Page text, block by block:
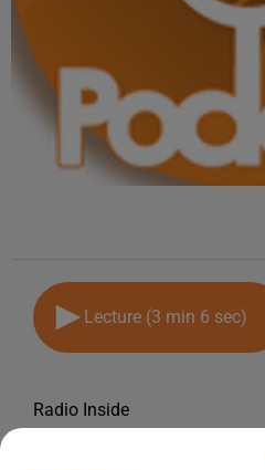
Lecture (3 min 6 sec)
Radio Inside